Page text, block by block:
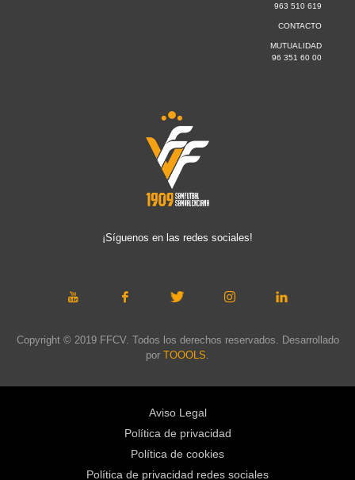
963 510 619
CONTACTO
MUTUALIDAD
96 351 60 00
¡Síguenos en las redes sociales!
Copyright © 2019 FFCV. Todos los derechos reservados. Desarrollado
por TOOOLS.
Aviso Legal
Política de privacidad
Política de cookies
Política de privacidad redes sociales